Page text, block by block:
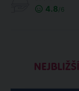
4.8/6